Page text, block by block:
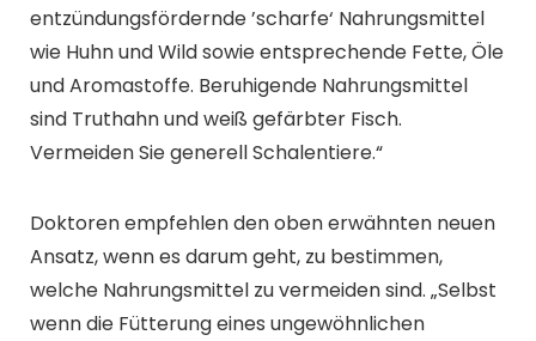
entzündungsfördernde ’scharfe‘ Nahrungsmittel
wie Huhn und Wild sowie entsprechende Fette, Öle
und Aromastoffe. Beruhigende Nahrungsmittel
sind Truthahn und weiß gefärbter Fisch.
Vermeiden Sie generell Schalentiere.“
Doktoren empfehlen den oben erwähnten neuen
Ansatz, wenn es darum geht, zu bestimmen,
welche Nahrungsmittel zu vermeiden sind. „Selbst
wenn die Fütterung eines ungewöhnlichen